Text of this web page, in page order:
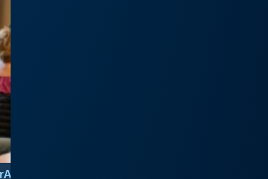
Licit-Day™ művészeti kiállítás és művészeti